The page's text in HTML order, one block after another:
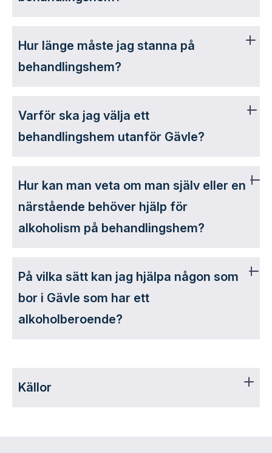
Hur länge måste jag stanna på
behandlingshem?
Varför ska jag välja ett
behandlingshem utanför Gävle?
Hur kan man veta om man själv eller en
närstående behöver hjälp för
alkoholism på behandlingshem?
På vilka sätt kan jag hjälpa någon som
bor i Gävle som har ett
alkoholberoende?
Källor